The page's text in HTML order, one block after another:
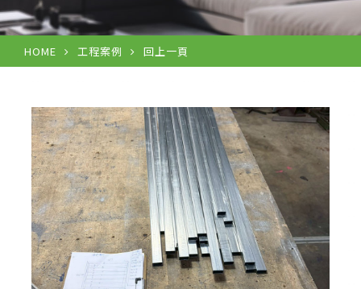
HOME 工程案例 回上一頁